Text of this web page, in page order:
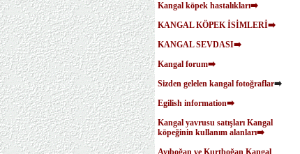
Kangal köpek hastalıkları➡️
KANGAL KÖPEK İSİMLERİ➡️
KANGAL SEVDASI➡️
Kangal forum➡️
Sizden gelelen kangal fotoğraflar➡️
Egilish information➡️
Kangal yavrusu satışları Kangal
köpeğinin kullanım alanları➡️
Ayıboğan ve Kurtboğan Kangal